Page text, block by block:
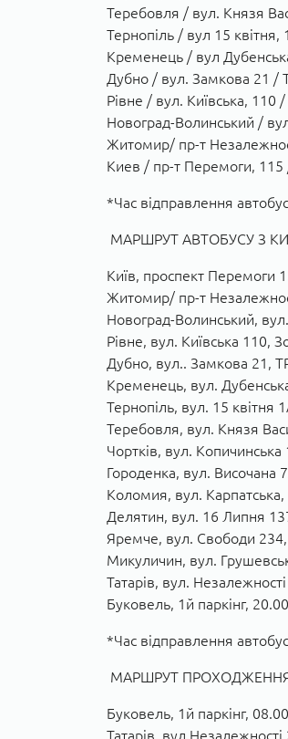
Теребовля / вул. Князя
Тернопіль / вул 15
Кременець / вул
Дубно / вул. Замкова 21 /
Рівне / вул. Київська, 110
Новоград-Волинський /
Житомир/ пр-т
Киев / пр-т Перемоги,
*Час відправлення
МАРШРУТ АВТОБУСУ З
Київ, проспект Перемоги
Житомир/ пр-т
Новоград-Волинський,
Рівне, вул. Київська 110,
Дубно, вул.. Замкова 21,
Кременець, вул.
Тернопіль, вул. 15
Теребовля, вул. Князя
Чортків, вул.
Городенка, вул.
Коломия, вул.
Делятин, вул. 16 Липня
Яремче, вул. Свободи
Микуличин, вул.
Татарів, вул.
Буковель, 1й паркінг, 20.00
*Час відправлення
МАРШРУТ ПРОХОДЖЕННЯ
Буковель, 1й паркінг, 08.00
Татарів,